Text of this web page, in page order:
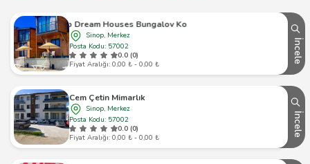
Sinop Dream Houses Bungalov Konaklama
Sinop, Merkez
Posta Kodu: 57002
0.0 (0)
Fiyat Aralığı: 0,00 ₺ - 0,00 ₺
İncele
Cem Çetin Mimarlık
Sinop, Merkez
Posta Kodu: 57002
0.0 (0)
Fiyat Aralığı: 0,00 ₺ - 0,00 ₺
İncele